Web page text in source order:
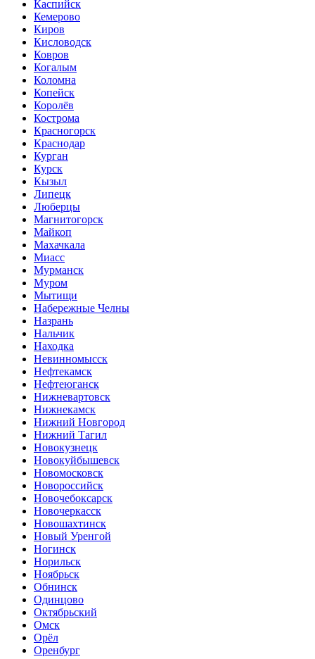
Каспийск
Кемерово
Киров
Кисловодск
Ковров
Когалым
Коломна
Копейск
Королёв
Кострома
Красногорск
Краснодар
Курган
Курск
Кызыл
Липецк
Люберцы
Магнитогорск
Майкоп
Махачкала
Миасс
Мурманск
Муром
Мытищи
Набережные Челны
Назрань
Нальчик
Находка
Невинномысск
Нефтекамск
Нефтеюганск
Нижневартовск
Нижнекамск
Нижний Новгород
Нижний Тагил
Новокузнецк
Новокуйбышевск
Новомосковск
Новороссийск
Новочебоксарск
Новочеркасск
Новошахтинск
Новый Уренгой
Ногинск
Норильск
Ноябрьск
Обнинск
Одинцово
Октябрьский
Омск
Орёл
Оренбург